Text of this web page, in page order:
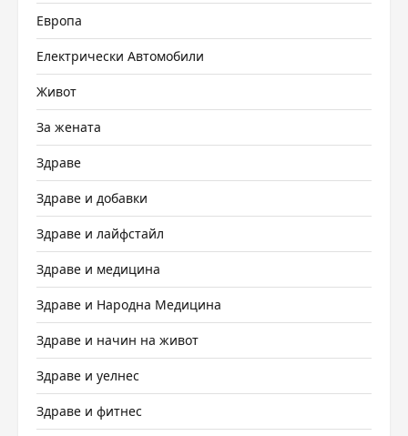
Европа
Електрически Автомобили
Живот
За жената
Здраве
Здраве и добавки
Здраве и лайфстайл
Здраве и медицина
Здраве и Народна Медицина
Здраве и начин на живот
Здраве и уелнес
Здраве и фитнес